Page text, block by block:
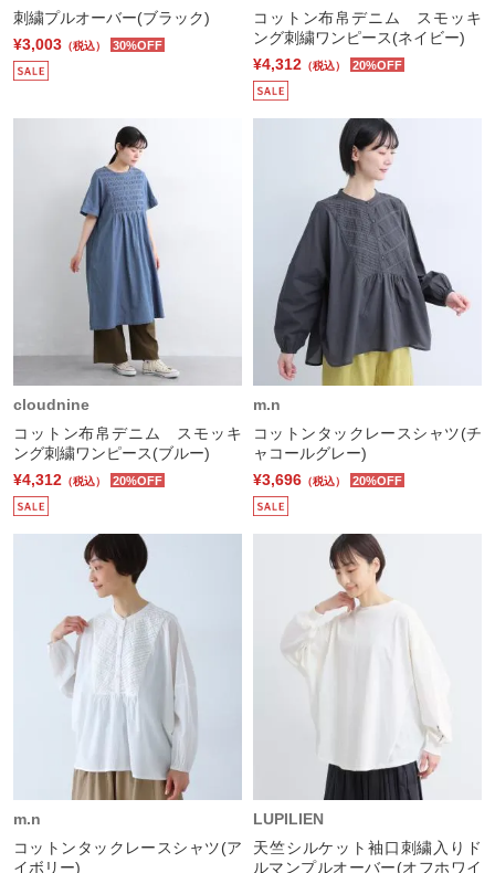
刺繍プルオーバー(ブラック)
¥3,003 （税込） 30%OFF
コットン布帛デニム スモッキ
ング刺繍ワンピース(ネイビー)
¥4,312 （税込） 20%OFF
cloudnine
コットン布帛デニム スモッキ
ング刺繍ワンピース(ブルー)
¥4,312 （税込） 20%OFF
m.n
コットンタックレースシャツ(チ
ャコールグレー)
¥3,696 （税込） 20%OFF
m.n
コットンタックレースシャツ(ア
イボリー)
LUPILIEN
天竺シルケット袖口刺繍入りド
ルマンプルオーバー(オフホワイ